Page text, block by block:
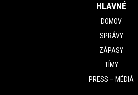
HLAVNÉ
DOMOV
SPRÁVY
ZÁPASY
TÍMY
PRESS – MÉDIÁ